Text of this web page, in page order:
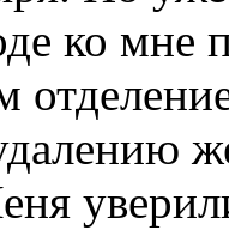
ко мне